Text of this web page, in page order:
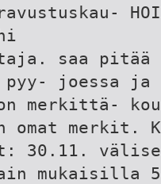
saa
pyy- joessa
on merkittä-
omat merkit.
30.11.
mukaisilla